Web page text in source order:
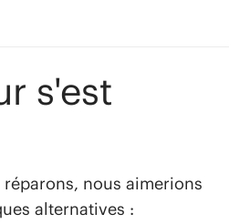
s'est
nous aimerions
alternatives :